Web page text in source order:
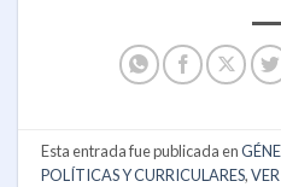
Esta entrada fue publicada en
POLÍTICAS Y CURRICULARES,